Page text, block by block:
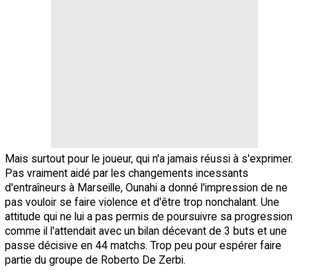
Mais surtout pour le joueur, qui n'a jamais réussi à s'exprimer.
Pas vraiment aidé par les changements incessants
d'entraîneurs à Marseille, Ounahi a donné l'impression de ne
pas vouloir se faire violence et d'être trop nonchalant. Une
attitude qui ne lui a pas permis de poursuivre sa progression
comme il l'attendait avec un bilan décevant de 3 buts et une
passe décisive en 44 matchs. Trop peu pour espérer faire
partie du groupe de Roberto De Zerbi.